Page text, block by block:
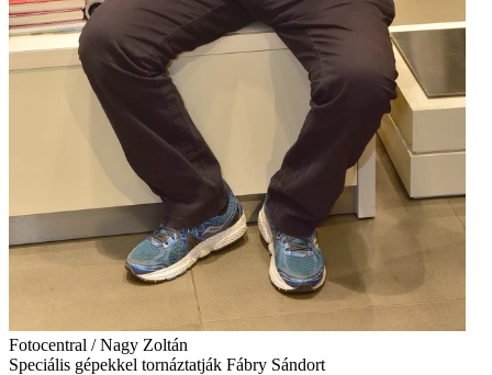
Fotocentral / Nagy Zoltán
Speciális gépekkel tornáztatják Fábry Sándort